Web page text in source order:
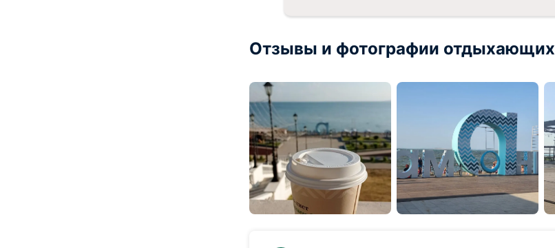
Отзывы и фотографии отдыхающих